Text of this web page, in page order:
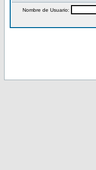
Nombre de Usuario: